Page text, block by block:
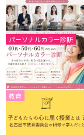
パーソナルカラー診断
教育